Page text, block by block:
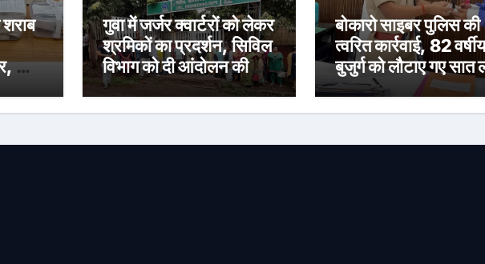
भारी
गुवा में जर्जर क्वार्टरों को लेकर
श्रमिकों का प्रदर्शन, सिविल
विभाग को दी आंदोलन की
चेतावनी
बोकारो साइबर पुलिस की
त्वरित कार्रवाई, 82 वर्षीय
बुजुर्ग को लौटाए गए सात
रुपये